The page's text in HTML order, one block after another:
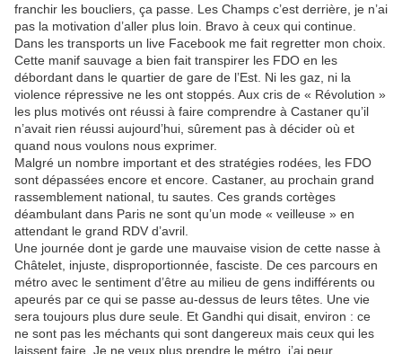
franchir les boucliers, ça passe. Les Champs c’est derrière, je n’ai
pas la motivation d’aller plus loin. Bravo à ceux qui continue.
Dans les transports un live Facebook me fait regretter mon choix.
Cette manif sauvage a bien fait transpirer les FDO en les
débordant dans le quartier de gare de l’Est. Ni les gaz, ni la
violence répressive ne les ont stoppés. Aux cris de « Révolution »
les plus motivés ont réussi à faire comprendre à Castaner qu’il
n’avait rien réussi aujourd’hui, sûrement pas à décider où et
quand nous voulons nous exprimer.
Malgré un nombre important et des stratégies rodées, les FDO
sont dépassées encore et encore. Castaner, au prochain grand
rassemblement national, tu sautes. Ces grands cortèges
déambulant dans Paris ne sont qu’un mode « veilleuse » en
attendant le grand RDV d’avril.
Une journée dont je garde une mauvaise vision de cette nasse à
Châtelet, injuste, disproportionnée, fasciste. De ces parcours en
métro avec le sentiment d’être au milieu de gens indifférents ou
apeurés par ce qui se passe au-dessus de leurs têtes. Une vie
sera toujours plus dure seule. Et Gandhi qui disait, environ : ce
ne sont pas les méchants qui sont dangereux mais ceux qui les
laissent faire. Je ne veux plus prendre le métro, j’ai peur.